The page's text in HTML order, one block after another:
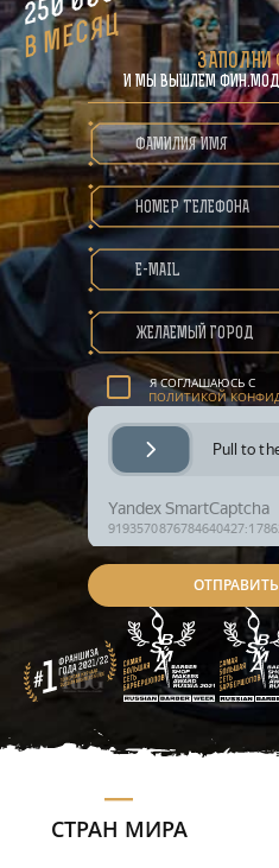
в месяц
И МЫ ВЫШЛЕМ
ПОЛИТИКАЯ СОГЛАШАЮСЬ С
ПОЛИТИКОЙ
—
СТРАН МИРА